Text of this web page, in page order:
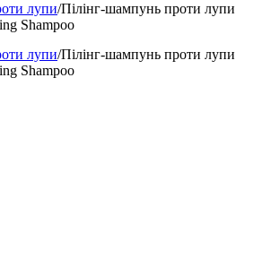
лупи/Пілінг-шампунь проти лупи
Shampoo
лупи/Пілінг-шампунь проти лупи
Shampoo